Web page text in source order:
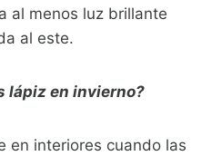
al menos luz brillante
al este.
lápiz en invierno?
en interiores cuando las